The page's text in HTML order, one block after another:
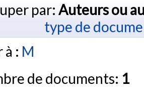
par: Auteurs ou
type de
à : M
de documents: 1